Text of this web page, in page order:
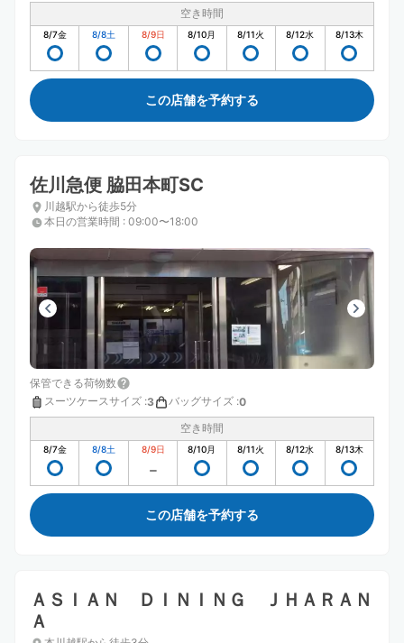
空き時間
8/7金 8/8土 8/9日 8/10月 8/11火 8/12水 8/13木
この店舗を予約する
佐川急便 脇田本町SC
川越駅から徒歩5分
本日の営業時間 : 09:00〜18:00
保管できる荷物数
スーツケースサイズ :3 バッグサイズ :0
空き時間
8/7金 8/8土 8/9日 8/10月 8/11火 8/12水 8/13木
この店舗を予約する
ＡＳＩＡＮ ＤＩＮＩＮＧ ＪＨＡＲＡＮ
Ａ